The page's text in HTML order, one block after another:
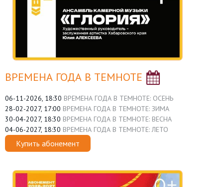
ВРЕМЕНА ГОДА В ТЕМНОТЕ
06-11-2026, 18:30 ВРЕМЕНА ГОДА В ТЕМНОТЕ: ОСЕНЬ
28-02-2027, 17:00 ВРЕМЕНА ГОДА В ТЕМНОТЕ: ЗИМА
30-04-2027, 18:30 ВРЕМЕНА ГОДА В ТЕМНОТЕ: ВЕСНА
04-06-2027, 18:30 ВРЕМЕНА ГОДА В ТЕМНОТЕ: ЛЕТО
Купить абонемент